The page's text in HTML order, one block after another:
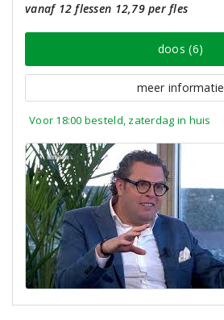
vanaf 12 flessen 12,79 per fles
doos (6)
meer informatie
Voor 18:00 besteld, zaterdag in huis